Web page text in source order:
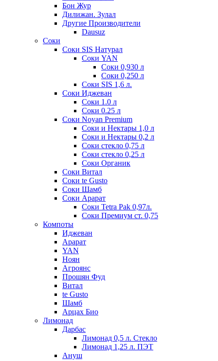
Бон Жур
Дилижан. Зулал
Другие Производители
Dausuz
Соки
Соки SIS Натурал
Соки YAN
Соки 0,930 л
Соки 0,250 л
Соки SIS 1,6 л.
Соки Иджеван
Соки 1.0 л
Соки 0.25 л
Соки Noyan Premium
Соки и Нектары 1,0 л
Соки и Нектары 0,2 л
Соки стекло 0,75 л
Соки стекло 0,25 л
Соки Органик
Соки Витал
Соки te Gusto
Соки Шамб
Соки Арарат
Соки Tetra Pak 0,97л.
Соки Премиум ст. 0,75
Компоты
Иджеван
Арарат
YAN
Ноян
Агроянс
Прошян Фуд
Витал
te Gusto
Шамб
Арцах Био
Лимонад
Дарбас
Лимонад 0,5 л. Стекло
Лимонад 1,25 л. ПЭТ
Ануш